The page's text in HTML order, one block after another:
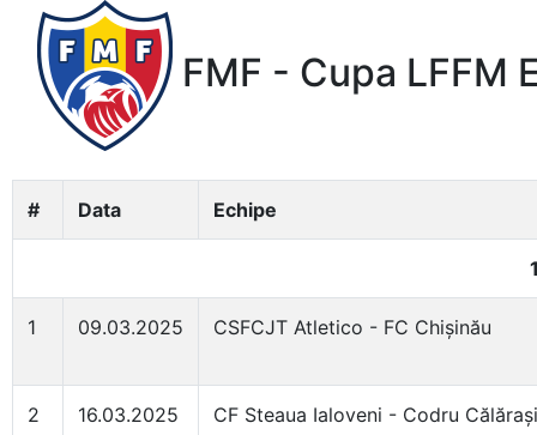
FMF - Cupa LFFM
# Data Echipe
1 09.03.2025 CSFCJT Atletico - FC Chișinău
2 16.03.2025
CF Steaua Ialoveni - Codru